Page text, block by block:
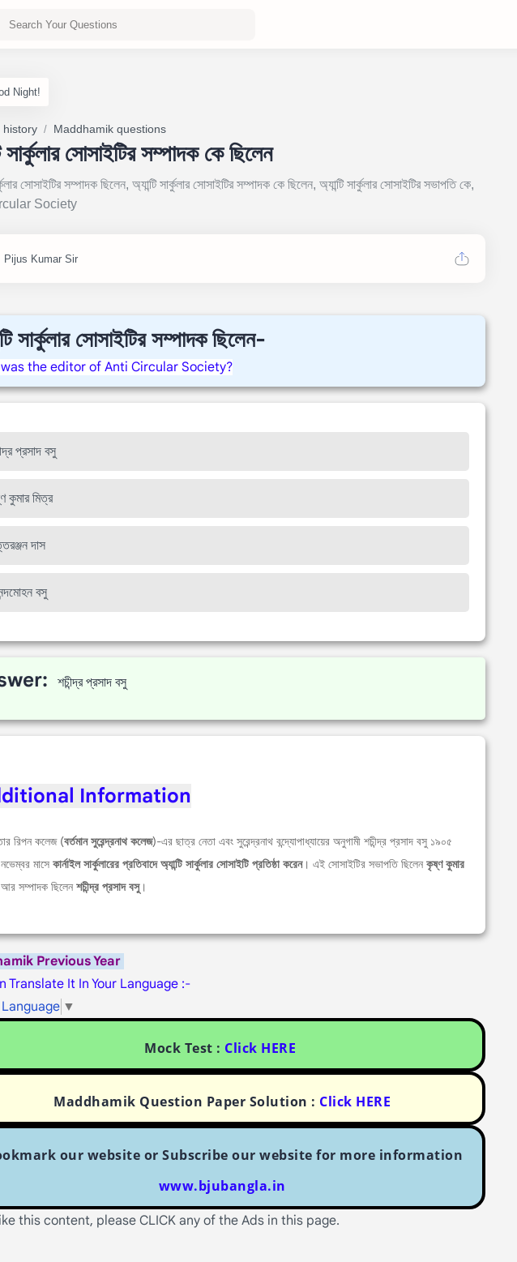
history Maddhamik questions
সার্কুলার সোসাইটির সম্পাদক কে ছিলেন
সোসাইটির সম্পাদক ছিলেন, অ্যান্টি সার্কুলার সোসাইটির সম্পাদক কে ছিলেন, অ্যান্টি সার্কুলার সোসাইটির সভাপতি কে,
Society
সার্কুলার সোসাইটির সম্পাদক ছিলেন-
the editor of Anti Circular Society?
প্রসাদ বসু
কুমার মিত্র
দাস
বসু
শচীন্দ্র প্রসাদ বসু
Information
রিপন কলেজ (বর্তমান সুরেন্দ্রনাথ কলেজ)-এর ছাত্র নেতা এবং সুরেন্দ্রনাথ বন্দ্যোপাধ্যায়ের অনুগামী শচীন্দ্র প্রসাদ বসু ১৯০৫
মাসে কার্নাইল সার্কুলারের প্রতিবাদে অ্যান্টি সার্কুলার সোসাইটি প্রতিষ্ঠা করেন। এই সোসাইটির সভাপতি ছিলেনকৃষ্ণ কুমার
সম্পাদক ছিলেনশচীন্দ্র প্রসাদ বসু।
Previous Year
Translate It In Your Language :-
▼
Mock Test : Click HERE
Maddhamik Question Paper Solution : Click HERE
our website or Subscribe our website for more information
www.bjubangla.in
this content, please CLICK any of the Ads in this page.